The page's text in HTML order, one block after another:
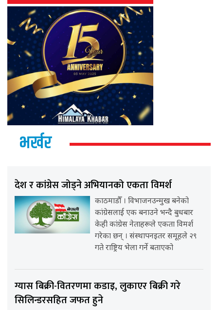
भर्खर
देश र कांग्रेस जोड्ने अभियानको एकता विमर्श
काठमाडौँ । विभाजनउन्मुख बनेको
कांग्रेसलाई एक बनाउने भन्दै बुधबार
केही कांग्रेस नेताहरूले एकता विमर्श
गरेका छन् । संस्थापनइतर समूहले २९
गते राष्ट्रिय भेला गर्ने बताएको
ग्यास बिक्री-वितरणमा कडाइ, लुकाएर बिक्री गरे
सिलिन्डरसहित जफत हुने